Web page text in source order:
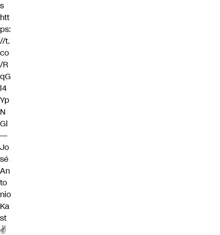
s
htt
ps:
//t.
co
/R
qG
l4
Yp
N
Gl
—
Jo
sé
An
to
nio
Ka
st
✌